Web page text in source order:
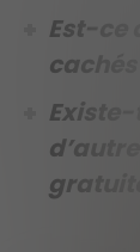
Est-ce
cachés ?